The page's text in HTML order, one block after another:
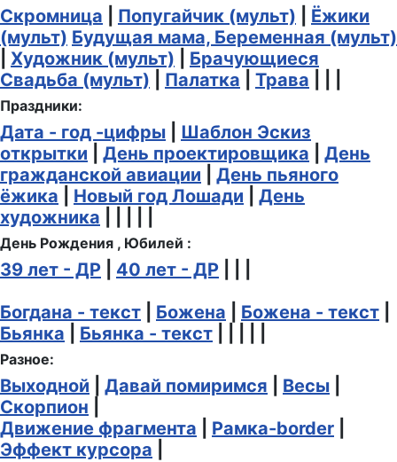
Скромница Попугайчик (мульт)
Ёжики
(мульт) Будущая мама, Беременная (мульт)
Художник (мульт)
Брачующиеся
Свадьба (мульт)
Палатка Трава
Праздники:
Дата - год -цифры
Шаблон Эскиз
открытки
День проектировщика
День
гражданской авиации
День пьяного
ёжика
Новый год Лошади
День
художника
День Рождения , Юбилей :
39 лет - ДР 40 лет - ДР
Богдана - текст
Божена Божена - текст
Бьянка
Бьянка - текст
Разное:
Выходной Давай помиримся Весы
Скорпион
Движение фрагмента
Рамка-border
Эффект курсора